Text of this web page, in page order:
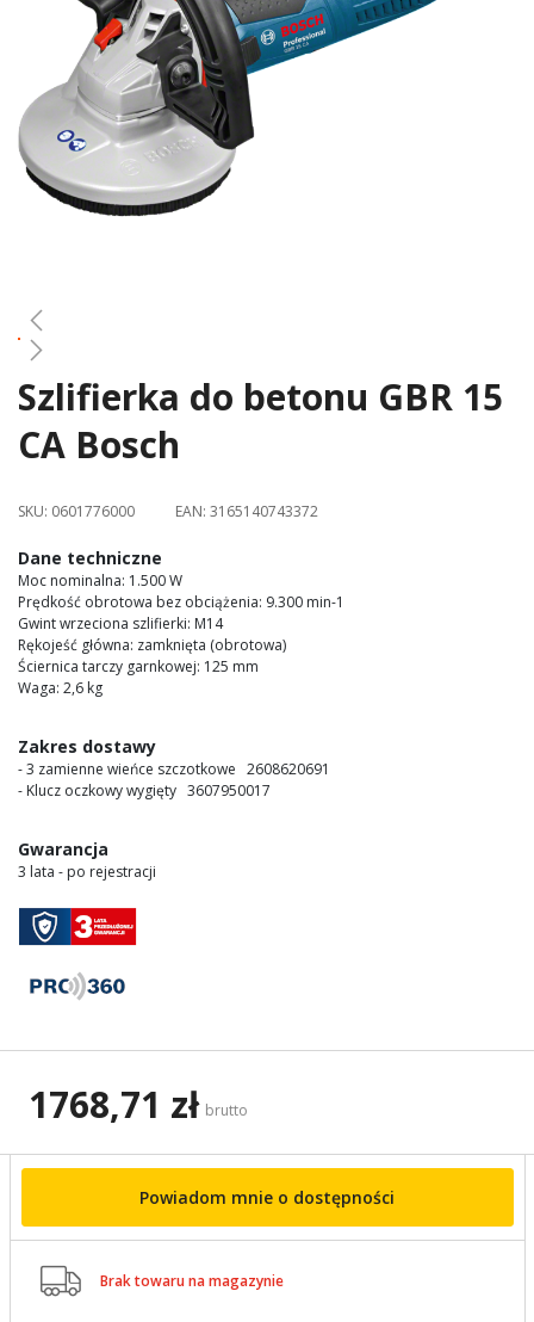
gallery
Skip
the
of
images
gallery
Szlifierka do betonu GBR 15
CA Bosch
SKU: 0601776000 EAN: 3165140743372
Dane techniczne
Moc nominalna: 1.500 W
Prędkość obrotowa bez obciążenia: 9.300 min-1
Gwint wrzeciona szlifierki: M14
Rękojeść główna: zamknięta (obrotowa)
Ściernica tarczy garnkowej: 125 mm
Waga: 2,6 kg
Zakres dostawy
- 3 zamienne wieńce szczotkowe 2608620691
- Klucz oczkowy wygięty 3607950017
Gwarancja
3 lata - po rejestracji
1768,71 zł brutto
Powiadom mnie o dostępności
 Brak towaru na magazynie